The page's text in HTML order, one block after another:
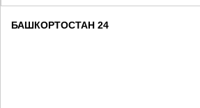
БАШКОРТОСТАН 24